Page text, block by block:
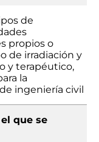
de
propios o
de irradiación y
y terapéutico,
la
ingeniería civil
que se